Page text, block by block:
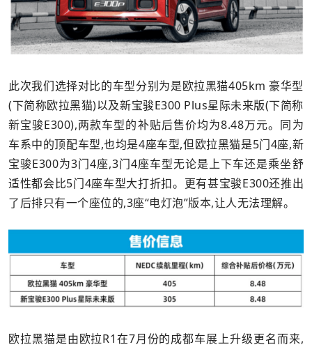
此次我们选择对比的车型分别为是欧拉黑猫405km 豪华型
(下简称欧拉黑猫)以及新宝骏E300 Plus星际未来版(下简称
新宝骏E300),两款车型的补贴后售价均为8.48万元。同为
车系中的顶配车型,也均是4座车型,但欧拉黑猫是5门4座,新
宝骏E300为3门4座,3门4座车型无论是上下车还是乘坐舒
适性都会比5门4座车型大打折扣。更有甚宝骏E300还推出
了后排只有一个座位的,3座“电灯泡”版本,让人无法理解。
欧拉黑猫是由欧拉R1在7月份的成都车展上升级更名而来,